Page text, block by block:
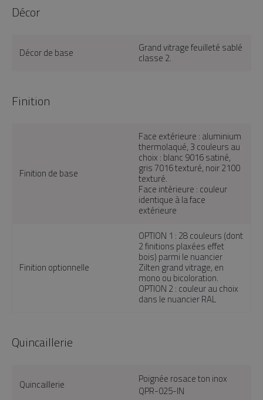
Décor
Décor de base Grand vitrage feuilleté sablé
classe 2.
Finition
Finition de base
Face extérieure : aluminium
thermolaqué, 3 couleurs au
choix : blanc 9016 satiné,
gris 7016 texturé, noir 2100
texturé.
Face intérieure : couleur
identique à la face
extérieure
Finition optionnelle
OPTION 1 : 28 couleurs (dont
2 finitions plaxées effet
bois) parmi le nuancier
Zilten grand vitrage, en
mono ou bicoloration.
OPTION 2 : couleur au choix
dans le nuancier RAL
Quincaillerie
Quincaillerie Poignée rosace ton inox
QPR-025-IN